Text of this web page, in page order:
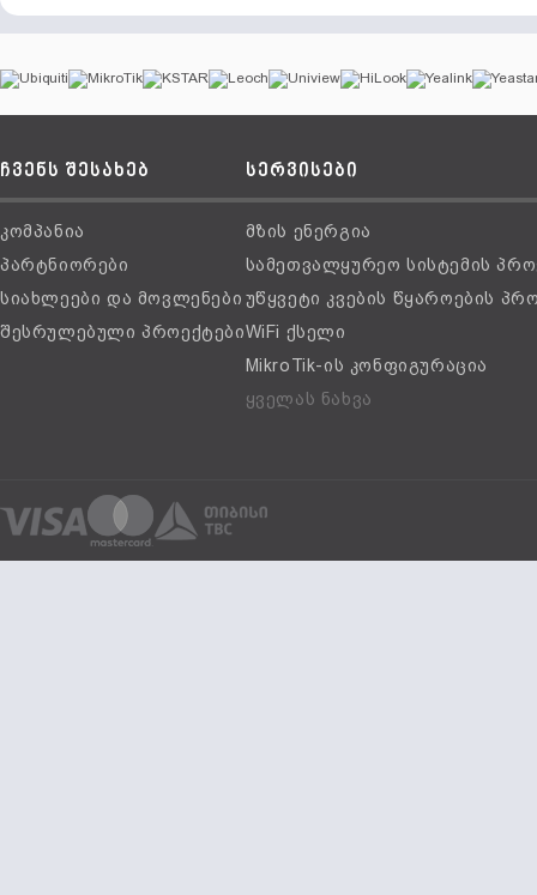
ჩვენს შესახებ
კომპანია
პარტნიორები
სიახლეები და მოვლენები
შესრულებული პროექტები
სერვისები
მზის ენერგია
სამეთვალყურეო სისტემის
უწყვეტი კვების წყაროების
WiFi ქსელი
MikroTik-ის კონფიგურაცია
ყველას ნახვა